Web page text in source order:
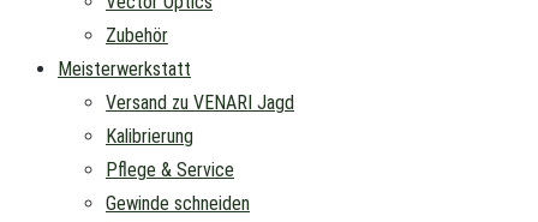
Zubehör
Meisterwerkstatt
Versand zu VENARI Jagd
Kalibrierung
Pflege & Service
Gewinde schneiden